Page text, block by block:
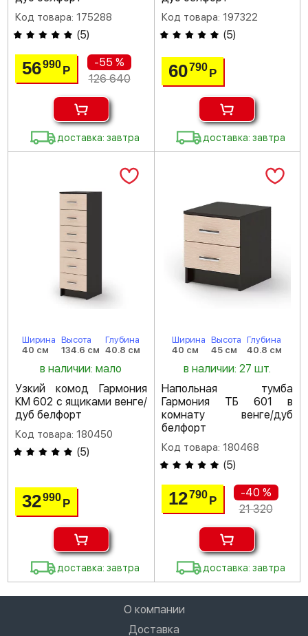
Код товара: 175288
(5)
56990Р
-55 %
126 640
доставка: завтра
Код товара: 197322
(5)
60790 Р
доставка: завтра
Ширина
40 см
Высота
134.6 см
Глубина
40.8 см
в наличии: мало
Узкий комод Гармония
КМ 602 с ящиками венге/
дуб белфорт
Код товара: 180450
(5)
32990Р
доставка: завтра
Ширина
40 см
Высота
45 см
Глубина
40.8 см
в наличии: 27 шт.
Напольная тумба
Гармония ТБ 601 в
комнату венге/дуб
белфорт
Код товара: 180468
(5)
12790 Р
-40 %
21 320
доставка: завтра
О компании
Доставка